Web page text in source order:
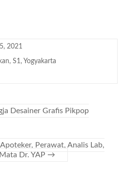
2021
,S1, Yogyakarta
Desainer Grafis Pikpop
Perawat, Analis Lab,
Dr. YAP →